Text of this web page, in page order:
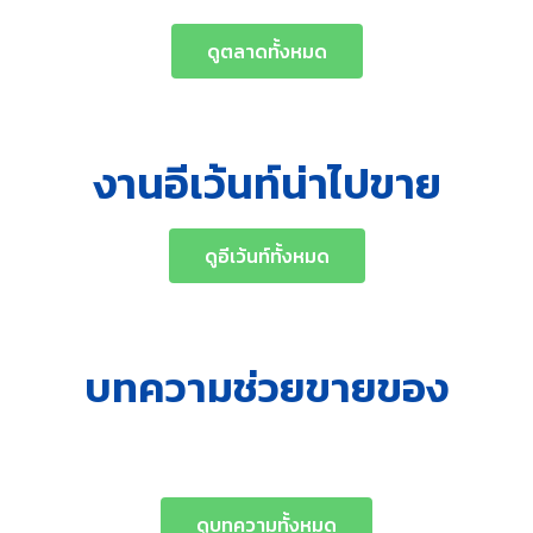
ดูตลาดทั้งหมด
งานอีเว้นท์น่าไปขาย
ดูอีเว้นท์ทั้งหมด
บทความช่วยขายของ
ดูบทความทั้งหมด